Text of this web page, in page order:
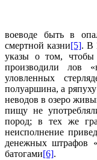
воеводе быть в
смертной казни[5]. В
указы о том, чтобы
производили лов
уловленных
полуаршина, а
неводов в озеро
пищу не
пород; в тех же
неисполнение
денежных штрафов
батогами[6].